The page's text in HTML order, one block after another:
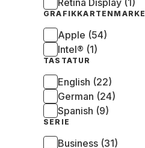
Retina Display (1)
GRAFIKKARTENMARKE
Apple (54)
Intel® (1)
TASTATUR
English (22)
German (24)
Spanish (9)
SERIE
Business (31)